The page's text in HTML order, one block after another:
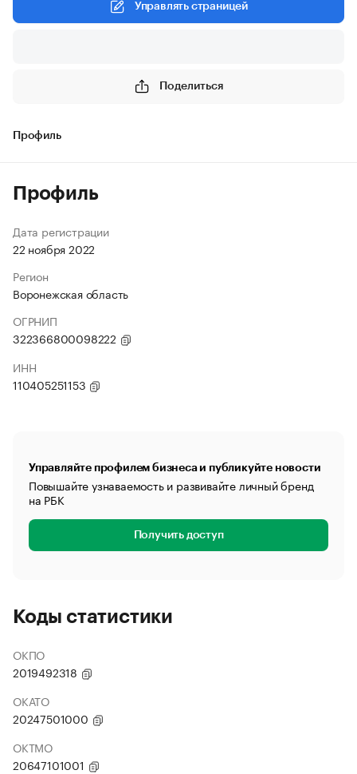
Управлять страницей
Поделиться
Профиль
Профиль
Дата регистрации
22 ноября 2022
Регион
Воронежская область
ОГРНИП
322366800098222
ИНН
110405251153
Управляйте профилем бизнеса и публикуйте новости
Повышайте узнаваемость и развивайте личный бренд
на РБК
Получить доступ
Коды статистики
ОКПО
2019492318
ОКАТО
20247501000
ОКТМО
20647101001